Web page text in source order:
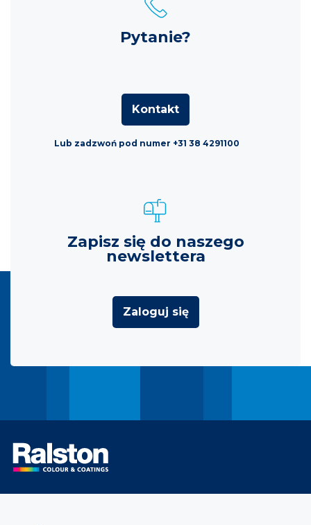
Pytanie?
Kontakt
Lub zadzwoń pod numer +31 38 4291100
Zapisz się do naszego
newslettera
Zaloguj się